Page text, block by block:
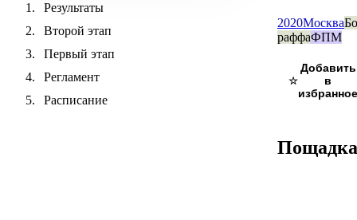
Результаты
Второй этап
Первый этап
Регламент
Расписание
2020Москва
раффаФПМ
☆
Пощадка